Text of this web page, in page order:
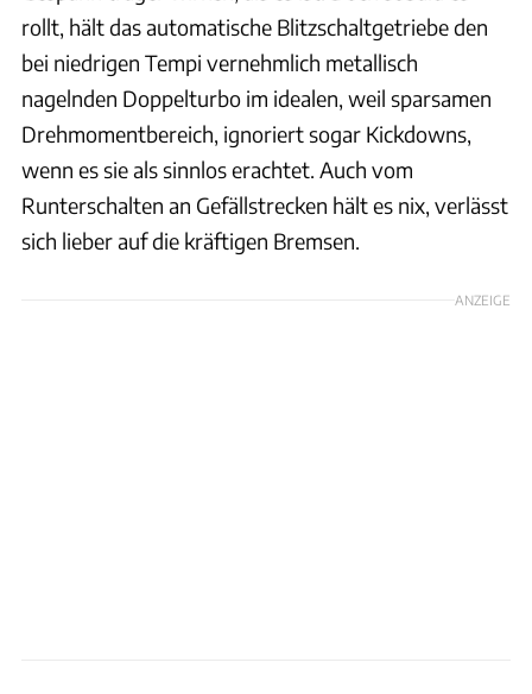
rollt, hält das automatische Blitzschaltgetriebe den
bei niedrigen Tempi vernehmlich metallisch
nagelnden Doppelturbo im idealen, weil sparsamen
Drehmomentbereich, ignoriert sogar Kickdowns,
wenn es sie als sinnlos erachtet. Auch vom
Runterschalten an Gefällstrecken hält es nix, verlässt
sich lieber auf die kräftigen Bremsen.
ANZEIGE